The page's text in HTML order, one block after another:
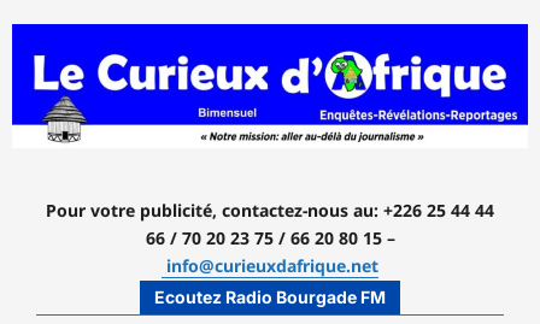
contenu
Pour votre publicité, contactez-nous au: +226 25 44 44
66 / 70 20 23 75 / 66 20 80 15 –
info@curieuxdafrique.net
Ecoutez Radio Bourgade FM